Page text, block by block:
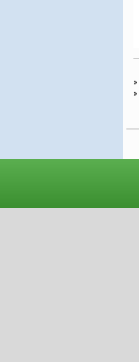
»
»